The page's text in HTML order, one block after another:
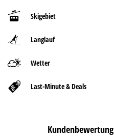
Skigebiet
Langlauf
Wetter
Last-Minute & Deals
Kundenbewertung